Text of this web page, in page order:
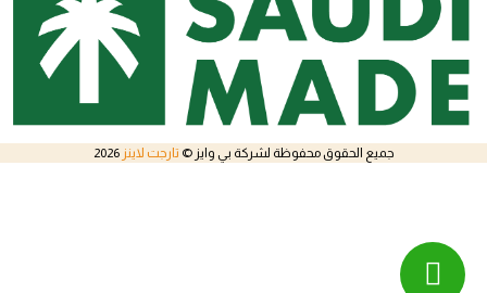
جميع الحقوق محفوظة لشركة بي وايز ©تارجت لاينز2026